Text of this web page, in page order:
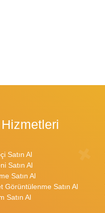
Satın Al
Satın Al
Satın Al
Görüntülenme Satın Al
Satın Al